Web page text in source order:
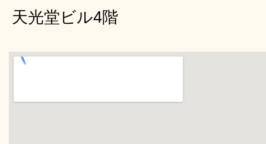
天光堂ビル4階